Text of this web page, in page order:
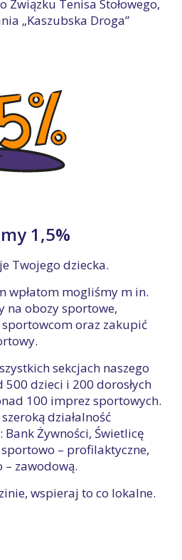
Związku Tenisa Stołowego,
„Kaszubska Droga”
1,5%
Twojego dziecka.
wpłatom mogliśmy m in.
na obozy sportowe,
oraz zakupić
sekcjach naszego
dzieci i 200 dorosłych
100 imprez sportowych.
działalność
Bank Żywności, Świetlicę
– profilaktyczne,
– zawodową.
wspieraj to co lokalne.